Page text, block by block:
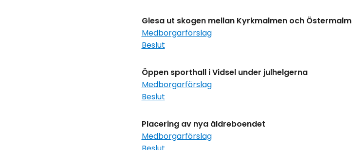
Glesa ut skogen mellan Kyrkmalmen och Östermalm
Medborgarförslag
Beslut
Öppen sporthall i Vidsel under julhelgerna
Medborgarförslag
Beslut
Placering av nya äldreboendet
Medborgarförslag